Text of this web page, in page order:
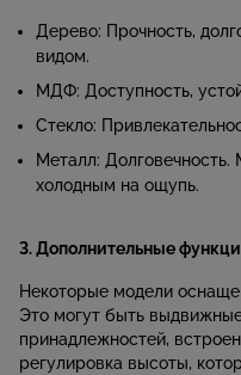
Дерево: Прочность,
видом.
МДФ: Доступность,
Стекло:
Металл:
холодным на ощупь.
3. Дополнительные
Некоторые модели
Это могут быть
принадлежностей,
регулировка высоты,